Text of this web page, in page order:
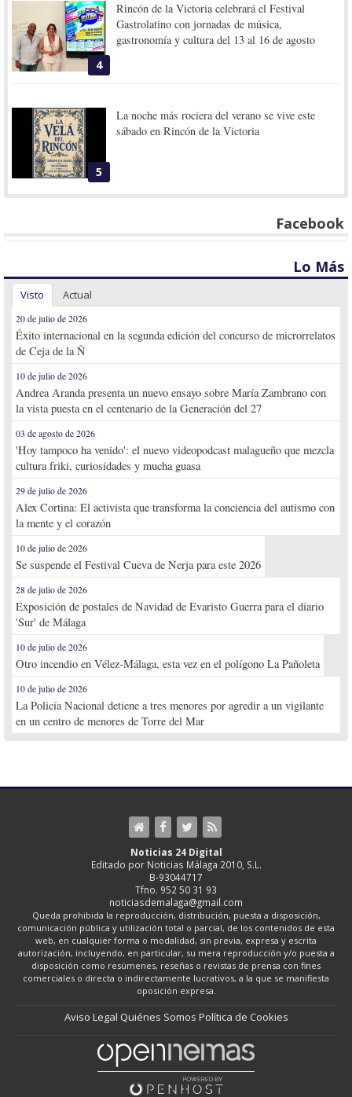
4
Rincón de la Victoria celebrará el Festival
Gastrolatino con jornadas de música,
gastronomía y cultura del 13 al 16 de agosto
5
La noche más rociera del verano se vive este
sábado en Rincón de la Victoria
Facebook
Lo Más
Visto Actual
20 de julio de 2026
Éxito internacional en la segunda edición del concurso de microrrelatos
de Ceja de la Ñ
10 de julio de 2026
Andrea Aranda presenta un nuevo ensayo sobre María Zambrano con
la vista puesta en el centenario de la Generación del 27
03 de agosto de 2026
'Hoy tampoco ha venido': el nuevo videopodcast malagueño que mezcla
cultura friki, curiosidades y mucha guasa
29 de julio de 2026
Alex Cortina: El activista que transforma la conciencia del autismo con
la mente y el corazón
10 de julio de 2026
Se suspende el Festival Cueva de Nerja para este 2026
28 de julio de 2026
Exposición de postales de Navidad de Evaristo Guerra para el diario
'Sur' de Málaga
10 de julio de 2026
Otro incendio en Vélez-Málaga, esta vez en el polígono La Pañoleta
10 de julio de 2026
La Policía Nacional detiene a tres menores por agredir a un vigilante
en un centro de menores de Torre del Mar
Noticias 24 Digital
Editado por Noticias Málaga 2010, S.L.
B-93044717
Tfno. 952 50 31 93
noticiasdemalaga@gmail.com
Queda prohibida la reproducción, distribución, puesta a disposición,
comunicación pública y utilización total o parcial, de los contenidos de esta
web, en cualquier forma o modalidad, sin previa, expresa y escrita
autorización, incluyendo, en particular, su mera reproducción y/o puesta a
disposición como resúmenes, reseñas o revistas de prensa con fines
comerciales o directa o indirectamente lucrativos, a la que se manifiesta
oposición expresa.
Aviso Legal Quiénes Somos Política de Cookies